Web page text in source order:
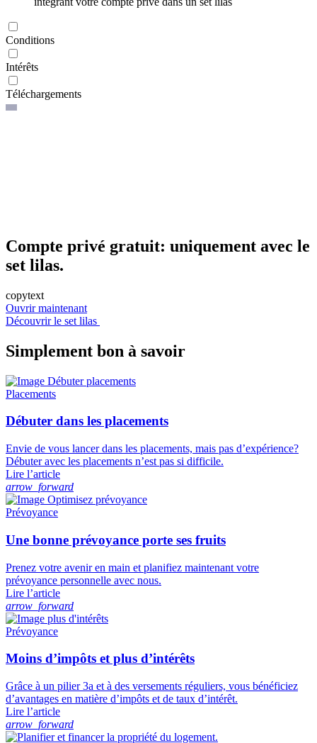
Conditions
Intérêts
Téléchargements
Compte privé gratuit: uniquement avec le
set lilas.
copytext
Ouvrir maintenant
Découvrir le set lilas
Simplement bon à savoir
Placements
Débuter dans les placements
Envie de vous lancer dans les placements, mais pas d’expérience?
Débuter avec les placements n’est pas si difficile.
Lire l’article
arrow_forward
Prévoyance
Une bonne prévoyance porte ses fruits
Prenez votre avenir en main et planifiez maintenant votre
prévoyance personnelle avec nous.
Lire l’article
arrow_forward
Prévoyance
Moins d’impôts et plus d’intérêts
Grâce à un pilier 3a et à des versements réguliers, vous bénéficiez
d’avantages en matière d’impôts et de taux d’intérêt.
Lire l’article
arrow_forward